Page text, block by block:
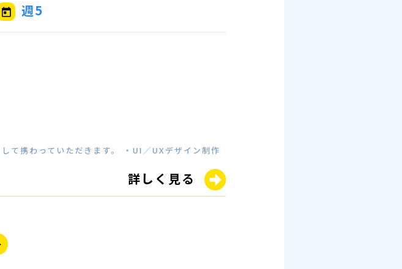
週5
て携わっていただきます。 ・UI／UXデザイン制作
詳しく見る